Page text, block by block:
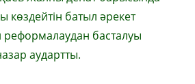
көздейтін батыл әрекет
реформалаудан басталуы
аудартты.